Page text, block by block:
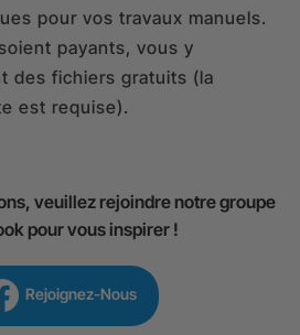
pour vos travaux manuels.
payants, vous y
des fichiers gratuits (la
est requise).
veuillez rejoindre notre groupe
pour vous inspirer !
Rejoignez-Nous